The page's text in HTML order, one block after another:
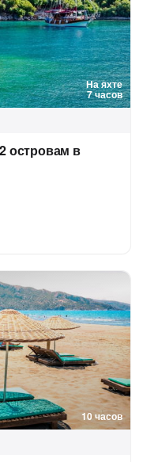
На яхте
7 часов
островам в
10 часов